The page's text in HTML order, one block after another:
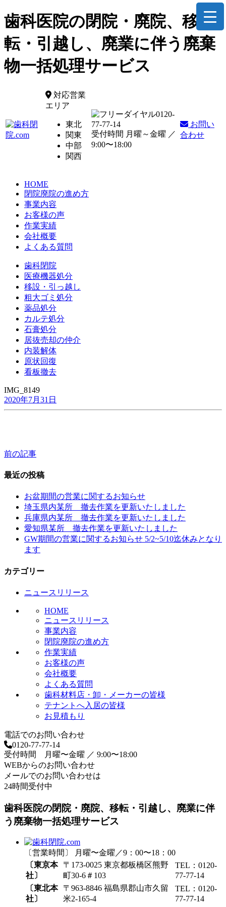
歯科医院の閉院・廃院、移
転・引越し、廃業に伴う廃棄
物一括処理サービス
対応営業
エリア
東北
関東
中部
関西
0120-
77-77-14
受付時間 月曜～金曜 ／
9:00〜18:00
お問い
合わせ
HOME
閉院廃院の進め方
事業内容
お客様の声
作業実績
会社概要
よくある質問
歯科閉院
医療機器処分
移設・引っ越し
粗大ゴミ処分
薬品処分
カルテ処分
石膏処分
居抜売却の仲介
内装解体
原状回復
看板撤去
IMG_8149
2020年7月31日
投
稿
ョ
前の記事
最近の投稿
お盆期間の営業に関するお知らせ
埼玉県内某所 撤去作業を更新いたしました
兵庫県内某所 撤去作業を更新いたしました
愛知県某所 撤去作業を更新いたしました
GW期間の営業に関するお知らせ 5/2~5/10迄休みとなり
ます
カテゴリー
ニュースリリース
HOME
ニュースリリース
事業内容
閉院廃院の進め方
作業実績
お客様の声
会社概要
よくある質問
歯科材料店・卸・メーカーの皆様
テナントへ入居の皆様
お見積もり
電話でのお問い合わせ
0120-77-77-14
受付時間 月曜〜金曜 ／ 9:00〜18:00
WEBからのお問い合わせ
メールでのお問い合わせは
24時間受付中
歯科医院の閉院・廃院、移転・引越し、廃業に伴
う廃棄物一括処理サービス
〔営業時間〕 月曜〜金曜／9：00〜18：00
〔東京本
社〕
〒173-0025 東京都板橋区熊野
町30-6＃103
TEL：0120-
77-77-14
〔東北本
社〕
〒963-8846 福島県郡山市久留
米2-165-4
TEL：0120-
77-77-14